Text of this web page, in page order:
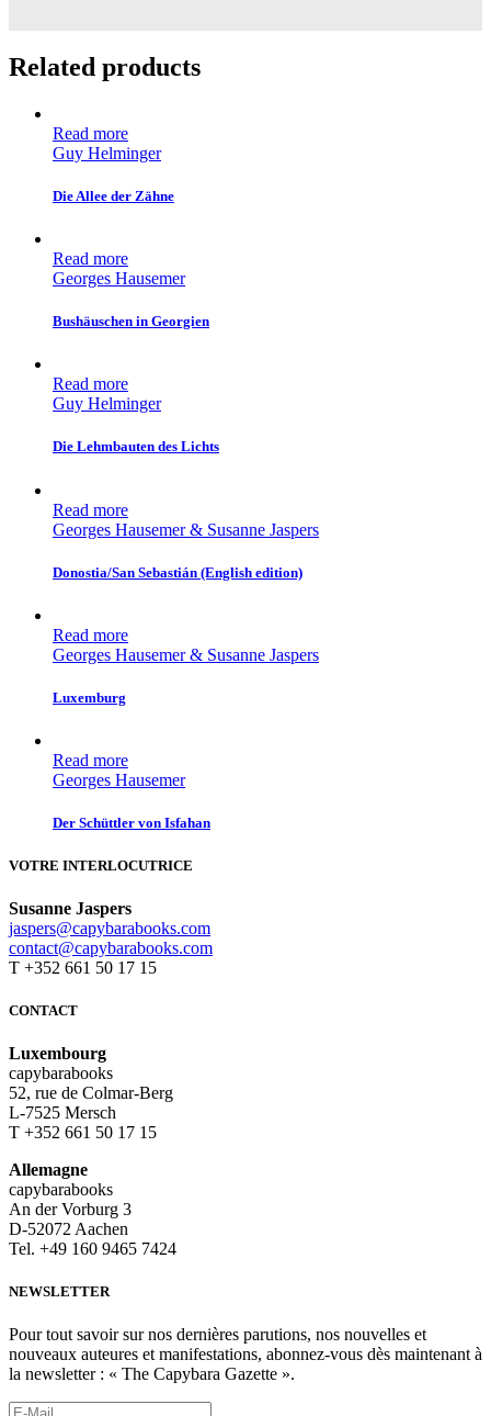
Related products
Read more
Guy Helminger
Die Allee der Zähne
Read more
Georges Hausemer
Bushäuschen in Georgien
Read more
Guy Helminger
Die Lehmbauten des Lichts
Read more
Georges Hausemer & Susanne Jaspers
Donostia/San Sebastián (English edition)
Read more
Georges Hausemer & Susanne Jaspers
Luxemburg
Read more
Georges Hausemer
Der Schüttler von Isfahan
VOTRE INTERLOCUTRICE
Susanne Jaspers
jaspers@capybarabooks.com
contact@capybarabooks.com
T +352 661 50 17 15
CONTACT
Luxembourg
capybarabooks
52, rue de Colmar-Berg
L-7525 Mersch
T +352 661 50 17 15
Allemagne
capybarabooks
An der Vorburg 3
D-52072 Aachen
Tel. +49 160 9465 7424
NEWSLETTER
Pour tout savoir sur nos dernières parutions, nos nouvelles et
nouveaux auteures et manifestations, abonnez-vous dès maintenant à
la newsletter : « The Capybara Gazette ».